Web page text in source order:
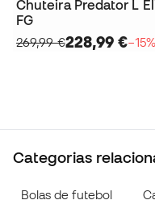
Chuteira Predator L
FG
269,99 €228,99 €−15%
Categorias
Bolas de futebol